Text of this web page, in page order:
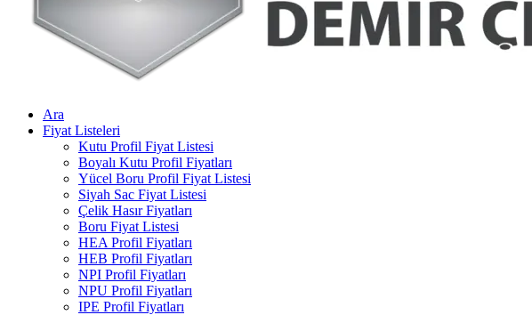
Ara
Fiyat Listeleri
Kutu Profil Fiyat Listesi
Boyalı Kutu Profil Fiyatları
Yücel Boru Profil Fiyat Listesi
Siyah Sac Fiyat Listesi
Çelik Hasır Fiyatları
Boru Fiyat Listesi
HEA Profil Fiyatları
HEB Profil Fiyatları
NPI Profil Fiyatları
NPU Profil Fiyatları
IPE Profil Fiyatları